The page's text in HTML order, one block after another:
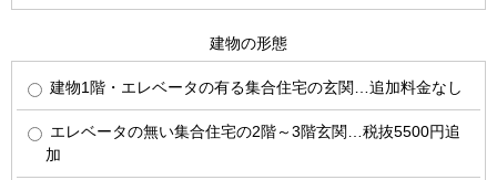
建物の形態
建物1階・エレベータの有る集合住宅の玄関…追加料金なし
エレベータの無い集合住宅の2階～3階玄関…税抜5500円追
加